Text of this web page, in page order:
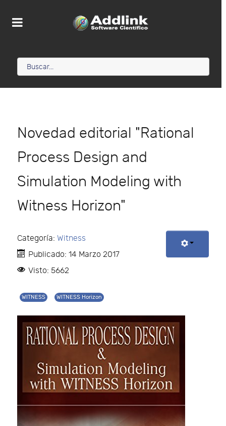
Novedad editorial "Rational
Process Design and
Simulation Modeling with
Witness Horizon"
Categoría: Witness
Publicado: 14 Marzo 2017
Visto: 5662
WITNESS WITNESS Horizon